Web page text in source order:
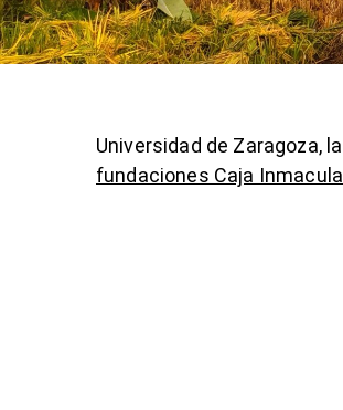
Universidad de Zaragoza,
fundaciones Caja